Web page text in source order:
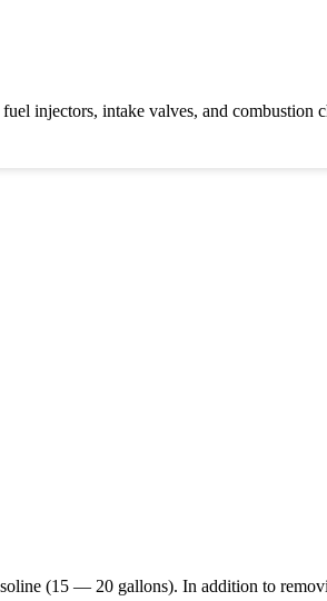
injectors, intake valves, and combustion
(15 — 20 gallons). In addition to